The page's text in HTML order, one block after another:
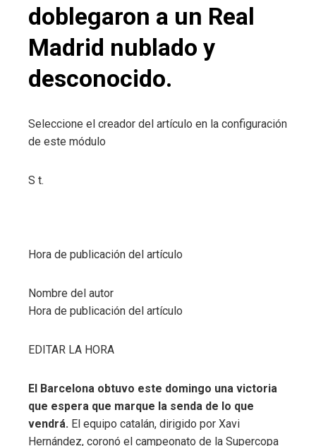
doblegaron a un Real
Madrid nublado y
desconocido.
Seleccione el creador del artículo en la configuración
de este módulo
S t.
Hora de publicación del artículo
Nombre del autor
Hora de publicación del artículo
EDITAR LA HORA
El Barcelona obtuvo este domingo una victoria
que espera que marque la senda de lo que
vendrá. El equipo catalán, dirigido por Xavi
Hernández, coronó el campeonato de la Supercopa